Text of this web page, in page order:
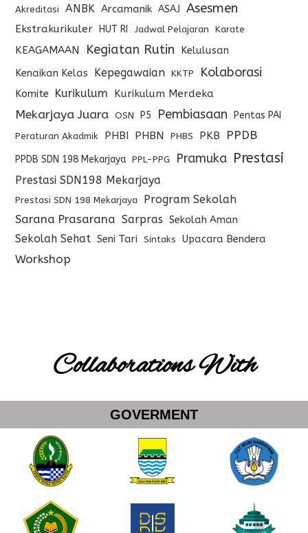
Akreditasi ANBK Arcamanik ASAJ Asesmen
Ekstrakurikuler HUT RI Jadwal Pelajaran Karate
KEAGAMAAN Kegiatan Rutin
Kelulusan
Kenaikan Kelas
Kepegawaian KKTP Kolaborasi
Komite Kurikulum Kurikulum Merdeka
Mekarjaya Juara OSN P5 Pembiasaan Pentas PAI
Peraturan Akadmik PHBI PHBN PHBS PKB PPDB
PPDB SDN 198 Mekarjaya PPL-PPG Pramuka Prestasi
Prestasi SDN198 Mekarjaya
Prestasi SDN 198 Mekarjaya
Program Sekolah
Sarana Prasarana Sarpras Sekolah Aman
Sekolah Sehat Seni Tari Sintaks Upacara Bendera
Workshop
Collaborations With
GOVERMENT